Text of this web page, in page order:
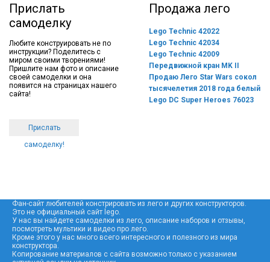
Прислать
самоделку
Любите конструировать не по
инструкции? Поделитесь с
миром своими творениями!
Пришлите нам фото и описание
своей самоделки и она
появится на страницах нашего
сайта!
Прислать
самоделку!
Продажа лего
Lego Technic 42022
Lego Technic 42034
Lego Technic 42009
Передвижной кран MK II
Продаю Лего Star Wars сокол
тысячелетия 2018 года белый
Lego DC Super Heroes 76023
Фан-сайт любителей констрировать из лего и других конструкторов.
Это не официальный сайт lego.
У нас вы найдете самоделки из лего, описание наборов и отзывы,
посмотреть мультики и видео про лего.
Кроме этого у нас много всего интересного и полезного из мира
конструктора.
Копирование материалов с сайта возможно только с указанием